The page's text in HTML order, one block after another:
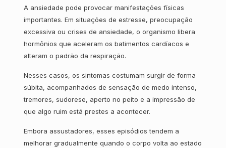
A ansiedade pode provocar manifestações físicas
importantes. Em situações de estresse, preocupação
excessiva ou crises de ansiedade, o organismo libera
hormônios que aceleram os batimentos cardíacos e
alteram o padrão da respiração.
Nesses casos, os sintomas costumam surgir de forma
súbita, acompanhados de sensação de medo intenso,
tremores, sudorese, aperto no peito e a impressão de
que algo ruim está prestes a acontecer.
Embora assustadores, esses episódios tendem a
melhorar gradualmente quando o corpo volta ao estado